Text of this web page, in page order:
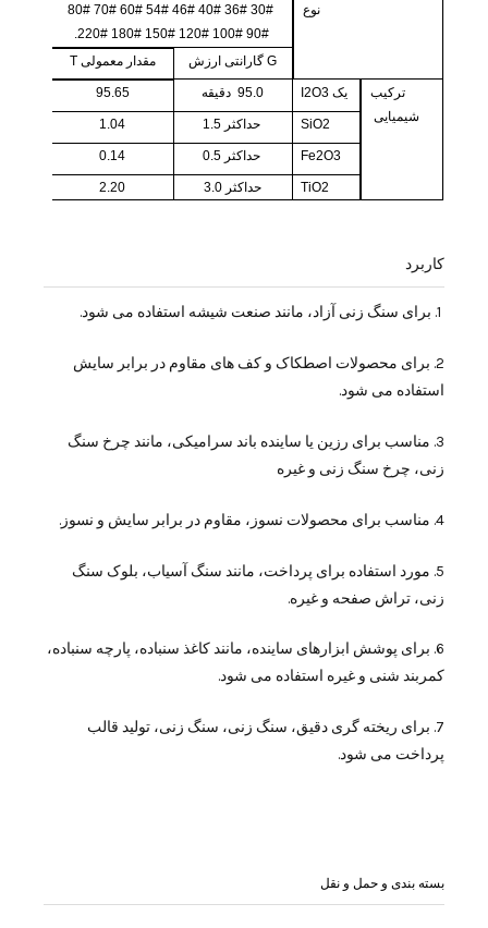
نوع
30# 36# 40# 46# 54# 60# 70# 80#
90# 100# 120# 150# 180# 220#.
G گارانتی ارزش مقدار معمولی T
ترکیب
شیمیایی
یک I2O3
95.0 دقیقه 95.65
SiO2 حداکثر1.5
1.04
Fe2O3 حداکثر0.5
0.14
TiO2 حداکثر 3.0 2.20
کاربرد
2. برای محصولات اصطکاک و کف های مقاوم در برابر سایش
استفاده می شود.
3. مناسب برای رزین یا ساینده باند سرامیکی، مانند چرخ سنگ
زنی، چرخ سنگ زنی و غیره
4. مناسب برای محصولات نسوز، مقاوم در برابر سایش و نسوز.
5. مورد استفاده برای پرداخت، مانند سنگ آسیاب، بلوک سنگ
زنی، تراش صفحه و غیره.
6. برای پوشش ابزارهای ساینده، مانند کاغذ سنباده، پارچه سنباده،
کمربند شنی و غیره استفاده می شود.
7. برای ریخته گری دقیق، سنگ زنی، سنگ زنی، تولید قالب
پرداخت می شود.
بسته بندی و حمل و نقل